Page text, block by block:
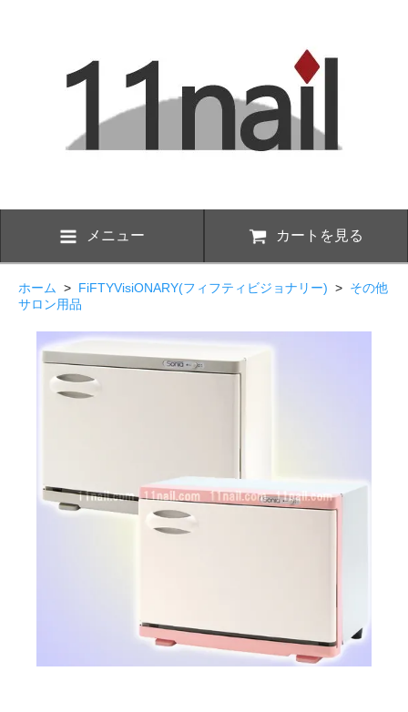
メニュー カートを見る
ホーム > FiFTYVisiONARY(フィフティビジョナリー) > その他
サロン用品